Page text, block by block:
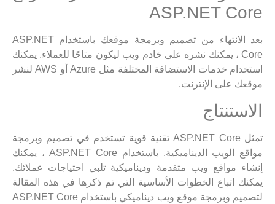
ASP.NET Core
بعد الانتهاء من تصميم وبرمجة موقعك باستخدام ASP.NET
Core ، يمكنك نشره على خادم ويب ليكون متاحًا للعملاء. يمكنك
استخدام خدمات الاستضافة المختلفة مثل Azure أو AWS لنشر
موقعك على الإنترنت.
الاستنتاج
تمثل ASP.NET Core تقنية قوية تستخدم في تصميم وبرمجة
مواقع الويب الديناميكية. باستخدام ASP.NET Core ، يمكنك
إنشاء مواقع ويب متقدمة وديناميكية تلبي احتياجات عملائك.
يمكنك اتباع الخطوات الأساسية التي تم ذكرها في هذه المقالة
لتصميم وبرمجة موقع ويب ديناميكي باستخدام ASP.NET Core